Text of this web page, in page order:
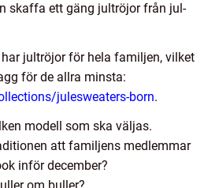
skaffa ett gäng jultröjor från jul-
jultröjor för hela familjen, vilket
för de allra minsta:
julesweaters-born.
modell som ska väljas.
att familjens medlemmar
inför december?